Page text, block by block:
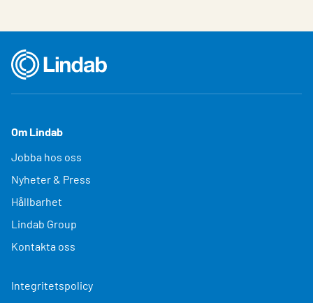
Om Lindab
Jobba hos oss
Nyheter & Press
Hållbarhet
Lindab Group
Kontakta oss
Integritetspolicy